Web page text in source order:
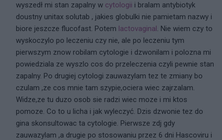
wyszedł mi stan zapalny w cytologii i bralam antybiotyk
doustny unitax solutab , jakies globulki nie pamietam nazwy i
biore jeszcze flucofast. Potem lactovaginal. Nie wiem czy to
wyskoczylo po leczeniu czy nie, ale po leczeniu tym
pierwszym znow robilam cytologie i dzwonilam i polozna mi
powiedziala ze wyszlo cos do przeleczenia czyli pewnie stan
zapalny. Po drugiej cytologi zauwazylam tez te zmiany bo
czulam ,ze cos mnie tam szypie,ociera wiec zajrzalam.
Widze,ze tu duzo osob sie radzi wiec moze i mi ktos
pomoze. Co to u licha i jak wyleczyć. Dzis dzwonie tez do
gina skonsultowac ta cytologie. Pierwsze zdj gdy
zauwazylam ,a drugie po stosowaniu przez 6 dni Hascoviru i